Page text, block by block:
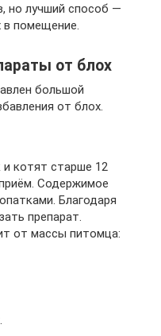
но лучший способ —
в помещение.
от блох
большой
от блох.
котят старше 12
Содержимое
Благодаря
препарат.
от массы питомца: